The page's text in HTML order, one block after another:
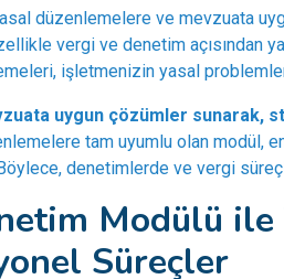
düzenlemelere ve mevzuata
vergi ve denetim açısından
işletmenizin yasal
uygun çözümler sunarak,
tam uyumlu olan modül,
denetimlerde ve vergi
Modülü
Süreçler